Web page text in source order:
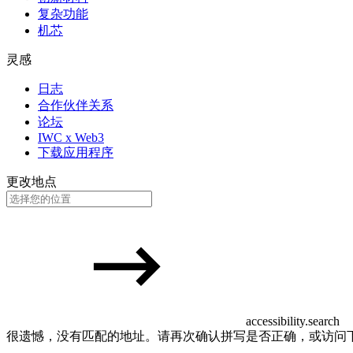
复杂功能
机芯
灵感
日志
合作伙伴关系
论坛
IWC x Web3
下载应用程序
更改地点
accessibility.search
很遗憾，没有匹配的地址。请再次确认拼写是否正确，或访问